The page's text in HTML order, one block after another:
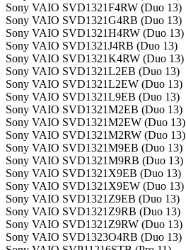
Sony VAIO SVD1321F4RW (Duo 13)
Sony VAIO SVD1321G4RB (Duo 13)
Sony VAIO SVD1321H4RW (Duo 13)
Sony VAIO SVD1321J4RB (Duo 13)
Sony VAIO SVD1321K4RW (Duo 13)
Sony VAIO SVD1321L2EB (Duo 13)
Sony VAIO SVD1321L2EW (Duo 13)
Sony VAIO SVD1321L9EB (Duo 13)
Sony VAIO SVD1321M2EB (Duo 13)
Sony VAIO SVD1321M2EW (Duo 13)
Sony VAIO SVD1321M2RW (Duo 13)
Sony VAIO SVD1321M9EB (Duo 13)
Sony VAIO SVD1321M9RB (Duo 13)
Sony VAIO SVD1321X9EB (Duo 13)
Sony VAIO SVD1321X9EW (Duo 13)
Sony VAIO SVD1321Z9EB (Duo 13)
Sony VAIO SVD1321Z9RB (Duo 13)
Sony VAIO SVD1321Z9RW (Duo 13)
Sony VAIO SVD1323O4RB (Duo 13)